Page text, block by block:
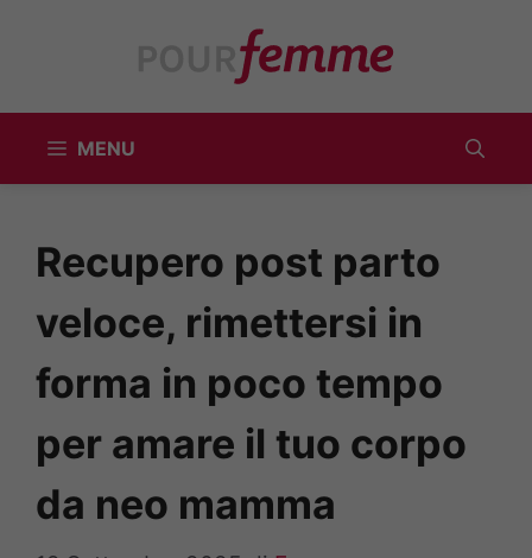
MENU
Recupero post parto
veloce, rimettersi in
forma in poco tempo
per amare il tuo corpo
da neo mamma